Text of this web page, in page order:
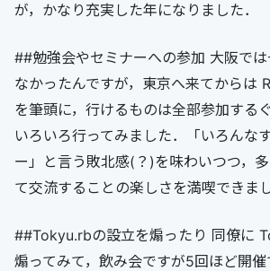
が，かなり充実した年になりました．
##勉強会やセミナーへの参加 大阪で
なかったんですが，東京へ来てからは
を筆頭に，行けるものは全部参加する
いろいろ行ってみました．「いろんな
ー」と言う敗北感(？)を味わいつつ，
て交流することの楽しさを満喫できまし
##Tokyu.rbの設立を煽ったり 同僚に
煽ってみて，飲み会ですが5回ほど開